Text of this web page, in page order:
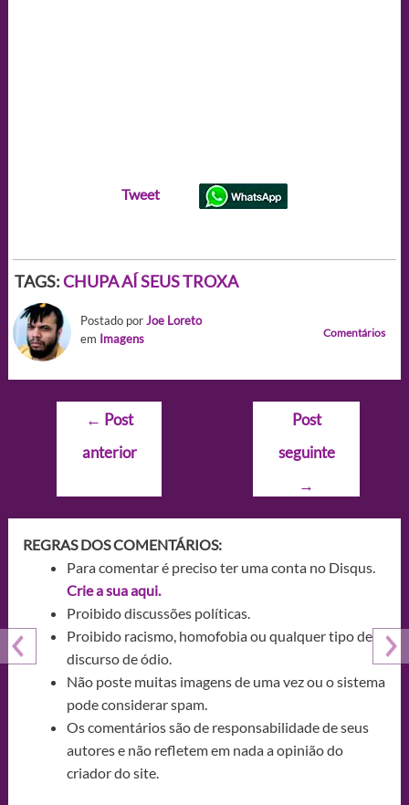
Tweet
TAGS:CHUPA AÍ SEUS TROXA
Postado porJoe Loreto
em Imagens Comentários
Navegação
Post
← Post
anterior
Post
seguinte
→
REGRAS DOS COMENTÁRIOS:
Para comentar é preciso ter uma conta no Disqus.
Crie a sua aqui.
Proibido discussões políticas.
Proibido racismo, homofobia ou qualquer tipo de
discurso de ódio.
Não poste muitas imagens de uma vez ou o sistema
pode considerar spam.
Os comentários são de responsabilidade de seus
autores e não refletem em nada a opinião do
criador do site.